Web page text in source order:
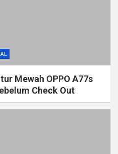
Mewah OPPO A77s
Check Out